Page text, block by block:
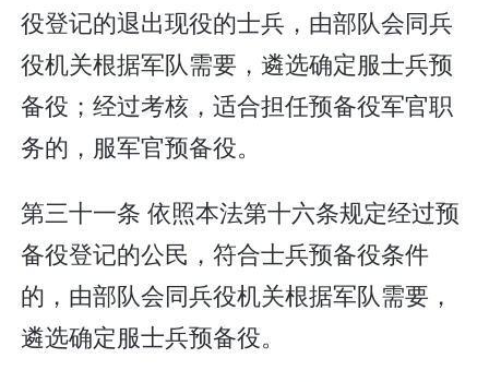
役登记的退出现役的士兵，由部队会同兵
役机关根据军队需要，遴选确定服士兵预
备役；经过考核，适合担任预备役军官职
务的，服军官预备役。
第三十一条 依照本法第十六条规定经过预
备役登记的公民，符合士兵预备役条件
的，由部队会同兵役机关根据军队需要，
遴选确定服士兵预备役。